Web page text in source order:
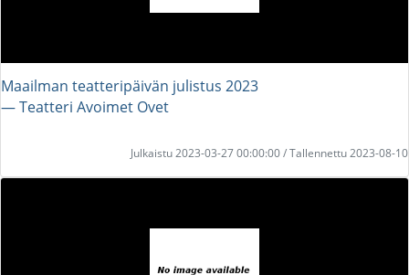
Maailman teatteripäivän julistus 2023
― Teatteri Avoimet Ovet
Julkaistu 2023-03-27 00:00:00 / Tallennettu 2023-08-10